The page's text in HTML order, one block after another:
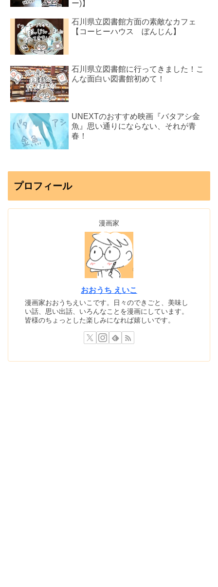
ー)】
石川県立図書館方面の素敵なカフェ
【コーヒーハウス ぼんじん】
石川県立図書館に行ってきました！こ
んな面白い図書館初めて！
UNEXTのおすすめ映画『バタアシ金
魚』思い通りにならない、それが青
春！
プロフィール
漫画家
おおうち えいこ
漫画家おおうちえいこです。日々のできごと、美味し
い話、思い出話、いろんなことを漫画にしています。
皆様のちょっとした楽しみになれば嬉しいです。